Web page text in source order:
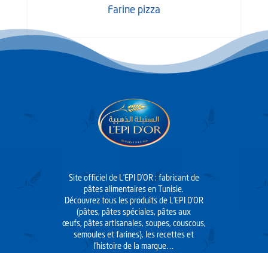
Farine pizza
Site officiel de L’EPI D’OR : fabricant de
pâtes alimentaires en Tunisie.
Découvrez tous les produits de L’EPI D’OR
(pâtes, pâtes spéciales, pâtes aux
œufs, pâtes artisanales, soupes, couscous,
semoules et farines), les recettes et
l’histoire de la marque…